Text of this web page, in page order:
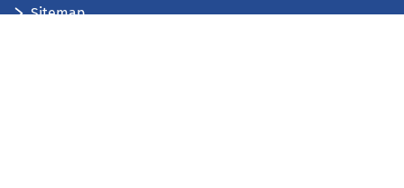
Sitemap